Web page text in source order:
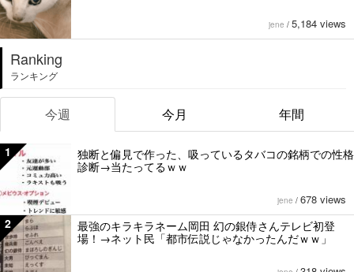
jene / 5,184 views
Ranking
ランキング
今週 今月 年間
1
独断と偏見で作った、吸っているタバコの銘柄での性格
診断→当たってるｗｗ
jene / 678 views
2
最強のキラキラネーム岡田 幻の銀侍さんテレビ初登
場！→ネット民「都市伝説じゃなかったんだｗｗ」